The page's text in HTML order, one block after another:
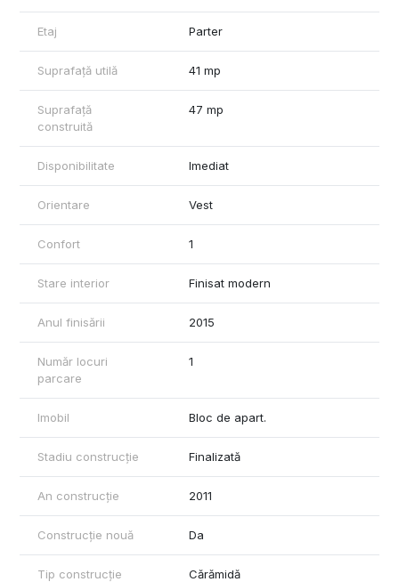
Situația juridică este clară, apartamentul este liber de sarcini, iar
actele sunt pregătite pentru o tranzacție rapidă.
Etaj Parter
Suprafață utilă 41 mp
Suprafață
construită
47 mp
Disponibilitate Imediat
Orientare Vest
Confort 1
Stare interior Finisat modern
Anul finisării 2015
Număr locuri
parcare
1
Imobil Bloc de apart.
Stadiu construcție Finalizată
An construcție 2011
Construcție nouă Da
Tip construcție Cărămidă